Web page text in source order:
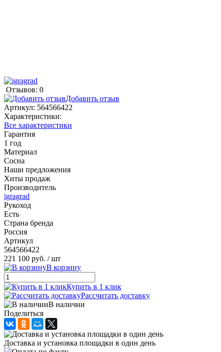
Отзывов: 0
Добавить отзыв
Артикул: 564566422
Характеристики:
Все характеристики
Гарантия
1 год
Материал
Сосна
Наши предложения
Хиты продаж
Производитель
igragrad
Рукоход
Есть
Страна бренда
Россия
Артикул
564566422
221 100 руб. / шт
В корзину
Купить в 1 клик
Рассчитать доставку
В наличии
Поделиться
Доставка и установка площадки в один день